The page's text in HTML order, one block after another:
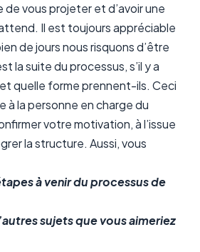
vous projeter et d’avoir une
Il est toujours appréciable
de jours nous risquons d’être
la suite du processus, s’il y a
quelle forme prennent-ils. Ceci
à la personne en charge du
votre motivation, à l’issue
la structure. Aussi, vous
à venir du processus de
sujets que vous aimeriez